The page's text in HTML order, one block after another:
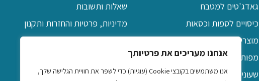
אנחנו מעריכים את פרטיותך
אנו משתמשים בקובצי Cookie (עוגיות) כדי לשפר את חוויית הגלישה שלך,
גאדג'טים למטבח
כיסויים לספות וכסאות
מוצרי יודאיקה
מפות שולחן
שעוני קיר דקורטיביים
שאלות ותשובות
מדיניות, פרטיות והחזרות ותקנון
אודות